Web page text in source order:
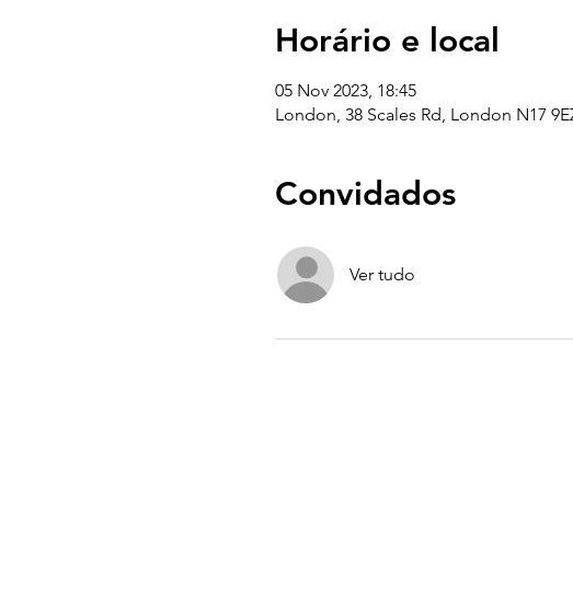
Horário e local
05 Nov 2023, 18:45
London, 38 Scales Rd, London N17
Convidados
Ver tudo